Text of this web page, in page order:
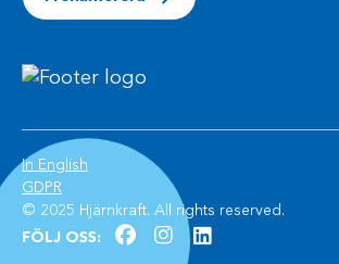
© 2025 Hjärnkraft. All rights reserved.
GDPR (Öppnas i ett nytt fönster)
In English (Öppnas i ett nytt fönster)
FÖLJ OSS: facebook (Öppnas i
instagram